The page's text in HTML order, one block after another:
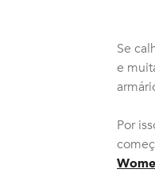
Se
e
Por